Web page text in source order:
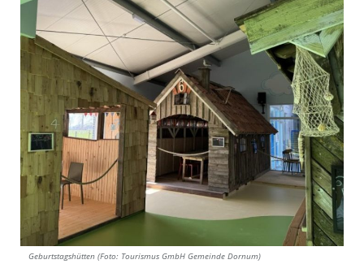
Geburtstagshütten (Foto: Tourismus GmbH Gemeinde Dornum)